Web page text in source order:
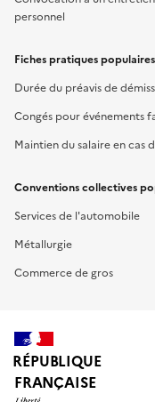
personnel
Fiches pratiques populaires
Durée du préavis de
Congés pour événements
Maintien du salaire en cas
Conventions collectives
Services de l'automobile
Métallurgie
Commerce de gros
RÉPUBLIQUE
FRANÇAISE